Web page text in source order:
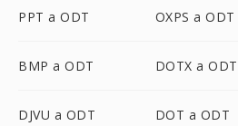
PPT a ODT OXPS a ODT
BMP a ODT DOTX a ODT
DJVU a ODT DOT a ODT